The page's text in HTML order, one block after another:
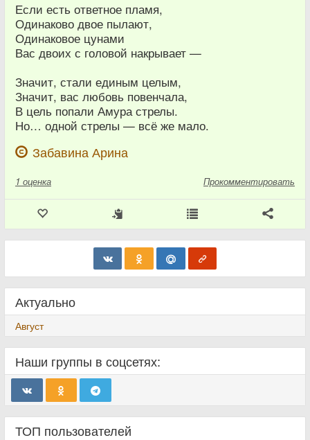
Если есть ответное пламя,
Одинаково двое пылают,
Одинаковое цунами
Вас двоих с головой накрывает —
Значит, стали единым целым,
Значит, вас любовь повенчала,
В цель попали Амура стрелы.
Но… одной стрелы — всё же мало.
Забавина Арина
1 оценка Прокомментировать
Актуально
Август
Наши группы в соцсетях:
ТОП пользователей